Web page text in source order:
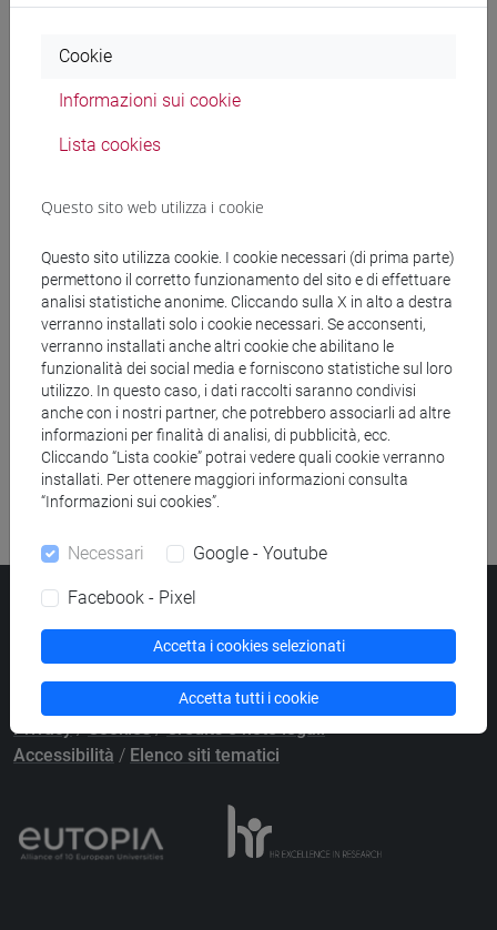
Cerca nel sito
Ricerca persone
Ricerca aule
Ricerca sedi
Ricerca strutture
Ricerca pubblicazioni
Ricerca risorse bibliografiche
Università Ca’ Foscari
Dorsoduro 3246, 30123 Venezia
PEC
protocollo@pec.unive.it
P.IVA 00816350276 - C.F. 80007720271
Privacy/Cookies/Credits e note legali
Accessibilità / Elenco siti tematici
Cookie
Informazioni sui cookie
Lista cookies
Questo sito web utilizza i cookie
Questo sito utilizza cookie. I cookie necessari (di prima parte)
permettono il corretto funzionamento del sito e di effettuare
analisi statistiche anonime. Cliccando sulla X in alto a destra
verranno installati solo i cookie necessari. Se acconsenti,
verranno installati anche altri cookie che abilitano le
funzionalità dei social media e forniscono statistiche sul loro
utilizzo. In questo caso, i dati raccolti saranno condivisi
anche con i nostri partner, che potrebbero associarli ad altre
informazioni per finalità di analisi, di pubblicità, ecc.
Cliccando “Lista cookie” potrai vedere quali cookie verranno
installati. Per ottenere maggiori informazioni consulta
“Informazioni sui cookies”.
Necessari Google - Youtube
Facebook - Pixel
Accetta i cookies selezionati
Accetta tutti i cookie